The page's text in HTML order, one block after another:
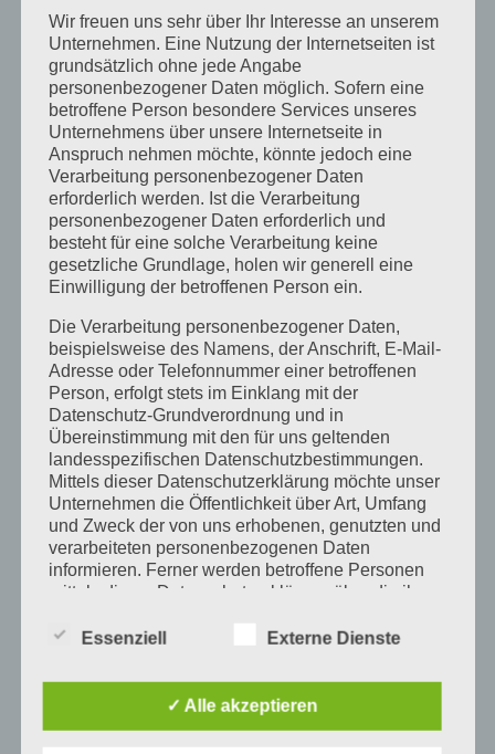
DEZEMBER
8.12.24von 14 – 16 Uhr:
Weihnachtsfeier des Dorftreffs, mit Kinder –
Überraschungsfilm
14.12.24um 18 Uhr:
Weihnachtskonzert und Jahresausklang, mit
dem Cleemann Duo
ZURÜCK
Hanna Nagel –
verkannte
Künstlerin
WEITER
Frida Kahlo –
Wir freuen uns sehr über Ihr Interesse an unserem
Unternehmen. Eine Nutzung der Internetseiten ist
grundsätzlich ohne jede Angabe
personenbezogener Daten möglich. Sofern eine
betroffene Person besondere Services unseres
Unternehmens über unsere Internetseite in
Anspruch nehmen möchte, könnte jedoch eine
Verarbeitung personenbezogener Daten
erforderlich werden. Ist die Verarbeitung
personenbezogener Daten erforderlich und
besteht für eine solche Verarbeitung keine
gesetzliche Grundlage, holen wir generell eine
Einwilligung der betroffenen Person ein.
Die Verarbeitung personenbezogener Daten,
beispielsweise des Namens, der Anschrift, E-Mail-
Adresse oder Telefonnummer einer betroffenen
Person, erfolgt stets im Einklang mit der
Datenschutz-Grundverordnung und in
Übereinstimmung mit den für uns geltenden
landesspezifischen Datenschutzbestimmungen.
Mittels dieser Datenschutzerklärung möchte unser
Unternehmen die Öffentlichkeit über Art, Umfang
und Zweck der von uns erhobenen, genutzten und
verarbeiteten personenbezogenen Daten
informieren. Ferner werden betroffene Personen
mittels dieser Datenschutzerklärung über die ihnen
Maßnahmen umgesetzt, um einen möglichst
lückenlosen Schutz der über diese Internetseite
Essenziell Externe Dienste
✓ Alle akzeptieren